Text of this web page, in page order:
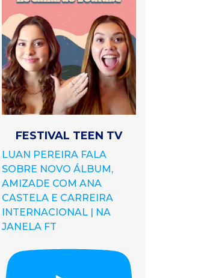
FESTIVAL TEEN TV
LUAN PEREIRA FALA
SOBRE NOVO ÁLBUM,
AMIZADE COM ANA
CASTELA E CARREIRA
INTERNACIONAL | NA
JANELA FT